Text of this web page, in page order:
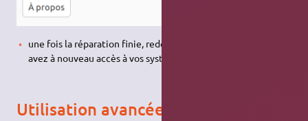
une fois la réparation finie, redémarrez, et vérifiez si vous
avez à nouveau accès à vos systèmes
Utilisation avancée